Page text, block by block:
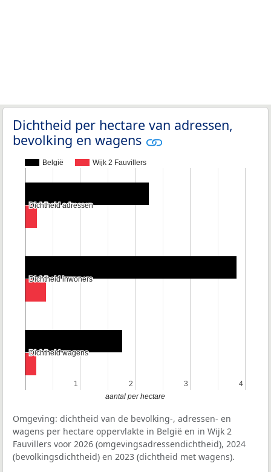
Dichtheid per hectare van adressen,
bevolking en wagens
België Wijk 2 Fauvillers
1
1 2
2 3
3 4
4
Dichtheid adressen
Dichtheid adressen
Dichtheid inwoners
Dichtheid inwoners
Dichtheid wagens
Dichtheid wagens
aantal per hectare
Omgeving: dichtheid van de bevolking-, adressen- en
wagens per hectare oppervlakte in België en in Wijk 2
Fauvillers voor 2026 (omgevingsadressendichtheid), 2024
(bevolkingsdichtheid) en 2023 (dichtheid met wagens).